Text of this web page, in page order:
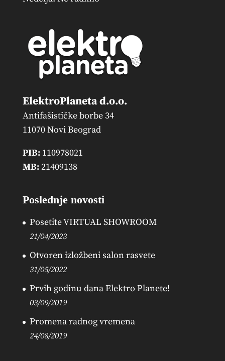
ElektroPlaneta d.o.o.
Antifašističke borbe 34
11070 Novi Beograd
PIB:110978021
MB:21409138
Poslednje novosti
Posetite VIRTUAL SHOWROOM
21/04/2023
Otvoren izložbeni salon rasvete
31/05/2022
Prvih godinu dana Elektro Planete!
03/09/2019
Promena radnog vremena
24/08/2019